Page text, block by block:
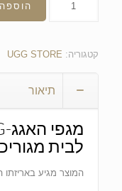
קטגוריה: UGG STORE
תיאור
לבית
המוצר מגיע באריזתו